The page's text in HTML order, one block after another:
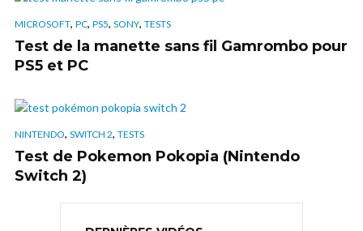
MICROSOFT, PC, PS5, SONY, TESTS
Test de la manette sans fil Gamrombo pour
PS5 et PC
NINTENDO, SWITCH 2, TESTS
Test de Pokemon Pokopia (Nintendo
Switch 2)